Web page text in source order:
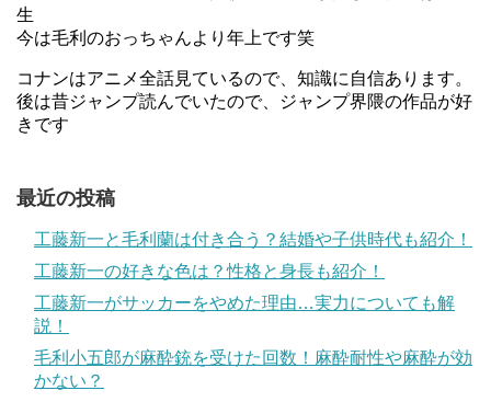
生
今は毛利のおっちゃんより年上です笑
コナンはアニメ全話見ているので、知識に自信あります。
後は昔ジャンプ読んでいたので、ジャンプ界隈の作品が好
きです
最近の投稿
工藤新一と毛利蘭は付き合う？結婚や子供時代も紹介！
工藤新一の好きな色は？性格と身長も紹介！
工藤新一がサッカーをやめた理由…実力についても解
説！
毛利小五郎が麻酔銃を受けた回数！麻酔耐性や麻酔が効
かない？